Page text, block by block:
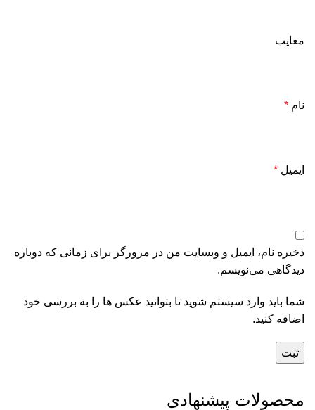
معایب
نام *
ایمیل *
ذخیره نام، ایمیل و وبسایت من در مرورگر برای زمانی که دوباره
دیدگاهی می‌نویسم.
شما باید وارد سیستم شوید تا بتوانید عکس ها را به بررسی خود
اضافه کنید.
محصولات پیشنهادی